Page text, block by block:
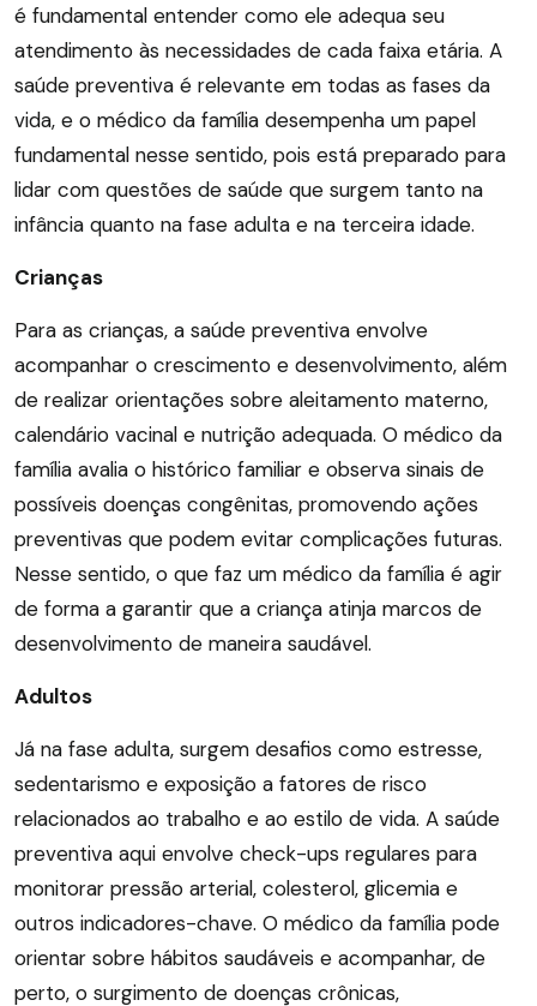
é fundamental entender como ele adequa seu
atendimento às necessidades de cada faixa etária. A
saúde preventiva é relevante em todas as fases da
vida, e o médico da família desempenha um papel
fundamental nesse sentido, pois está preparado para
lidar com questões de saúde que surgem tanto na
infância quanto na fase adulta e na terceira idade.
Crianças
Para as crianças, a saúde preventiva envolve
acompanhar o crescimento e desenvolvimento, além
de realizar orientações sobre aleitamento materno,
calendário vacinal e nutrição adequada. O médico da
família avalia o histórico familiar e observa sinais de
possíveis doenças congênitas, promovendo ações
preventivas que podem evitar complicações futuras.
Nesse sentido, o que faz um médico da família é agir
de forma a garantir que a criança atinja marcos de
desenvolvimento de maneira saudável.
Adultos
Já na fase adulta, surgem desafios como estresse,
sedentarismo e exposição a fatores de risco
relacionados ao trabalho e ao estilo de vida. A saúde
preventiva aqui envolve check-ups regulares para
monitorar pressão arterial, colesterol, glicemia e
outros indicadores-chave. O médico da família pode
orientar sobre hábitos saudáveis e acompanhar, de
perto, o surgimento de doenças crônicas,